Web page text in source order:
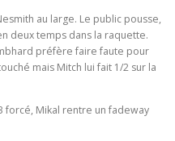
au large. Le public pousse,
deux temps dans la raquette.
préfère faire faute pour
mais Mitch lui fait 1/2 sur la
forcé, Mikal rentre un fadeway